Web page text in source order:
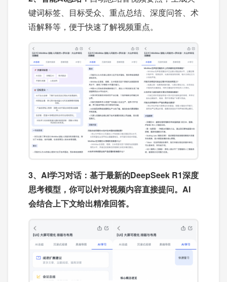
键词标签、目标受众、重点总结、深度问答、术
语解释等，便于快速了解视频重点。
3、AI学习对话： 基于最新的DeepSeek R1深度
思考模型，你可以针对视频内容直接提问。AI
会结合上下文给出精准回答。